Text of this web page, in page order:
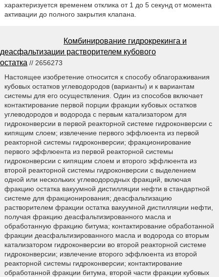
характеризуется временем отклика от 1 до 5 секунд от момента
активации до полного закрытия клапана.
Комбинирование гидрокрекинга и
деасфальтизации растворителем кубового
остатка // 2656273
Настоящее изобретение относится к способу облагораживания
кубовых остатков углеводородов (варианты) и к вариантам
системы для его осуществления. Один из способов включает
контактирование первой порции фракции кубовых остатков
углеводородов и водорода с первым катализатором для
гидроконверсии в первой реакторной системе гидроконверсии с
кипящим слоем; извлечение первого эффлюента из первой
реакторной системы гидроконверсии; фракционирование
первого эффлюента из первой реакторной системы
гидроконверсии с кипящим слоем и второго эффлюента из
второй реакторной системы гидроконверсии с выделением
одной или нескольких углеводородных фракций, включая
фракцию остатка вакуумной дистилляции нефти в стандартной
системе для фракционирования; деасфальтизацию
растворителем фракции остатка вакуумной дистилляции нефти,
получая фракцию деасфальтизированного масла и
обработанную фракцию битума; контактирование обработанной
фракции деасфальтизированного масла и водорода со вторым
катализатором гидроконверсии во второй реакторной системе
гидроконверсии; извлечение второго эффлюента из второй
реакторной системы гидроконверсии; контактирование
обработанной фракции битума, второй части фракции кубовых